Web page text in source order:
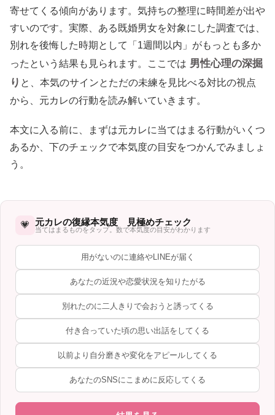
寄せてくる傾向があります。気持ちの整理に時間差が出や
すいのです。実際、ある既婚男女を対象にした調査では、
別れを後悔した時期として「1週間以内」がもっとも多か
ったという結果も見られます。ここでは 男性心理の深掘
り と、本気のサインとただの未練を見比べる対比の視点
から、元カレの行動を読み解いていきます。
本文に入る前に、まずは元カレに当てはまる行動がいくつ
あるか、下のチェックで本気度の目安をつかんでみましょ
う。
💗 元カレの復縁本気度 見極めチェック
当てはまるものをタップ。数で本気度の目安がわかります
用がないのに連絡やLINEが届く
あなたの近況や恋愛状況を知りたがる
別れたのに二人きりで会おうと誘ってくる
付き合っていた頃の思い出話をしてくる
以前より自分磨きや変化をアピールしてくる
あなたのSNSにこまめに反応してくる